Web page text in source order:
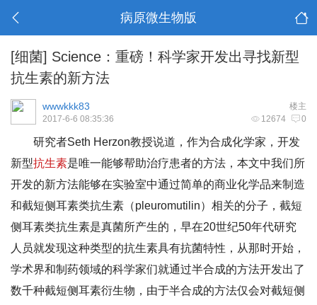
病原微生物版
[细菌] Science：重磅！科学家开发出寻找新型
抗生素的新方法
楼主
wwwkkk83
12674 0
2017-6-6 08:35:36
研究者Seth Herzon教授说道，作为合成化学家，开发
新型抗生素是唯一能够帮助治疗患者的方法，本文中我们所
开发的新方法能够在实验室中通过简单的商业化学品来制造
和截短侧耳素类抗生素（pleuromutilin）相关的分子，截短
侧耳素类抗生素是真菌所产生的，早在20世纪50年代研究
人员就发现这种类型的抗生素具有抗菌特性，从那时开始，
学术界和制药领域的科学家们就通过半合成的方法开发出了
数千种截短侧耳素衍生物，由于半合成的方法仅会对截短侧